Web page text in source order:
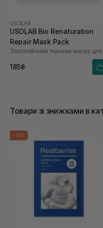
USOLAB
USOLAB Bio Renaturation
Repair Mask Pack
185₴
Товари зі знижками в
-15%